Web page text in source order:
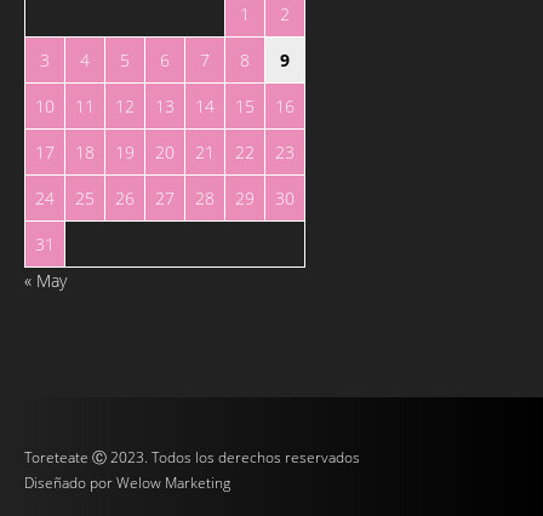
1
2
3
4 5 6 7 8
9
10
11 12 13 14 15
16
17
18 19 20 21 22
23
24
25 26 27 28 29
30
31
« May
Toreteate Ⓒ 2023. Todos los derechos reservados
Diseñado porWelow Marketing